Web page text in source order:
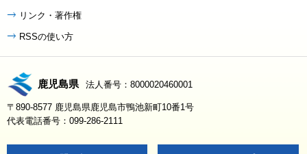
リンク・著作権
RSSの使い方
鹿児島県 法人番号：8000020460001
〒890-8577 鹿児島県鹿児島市鴨池新町10番1号
代表電話番号：099-286-2111